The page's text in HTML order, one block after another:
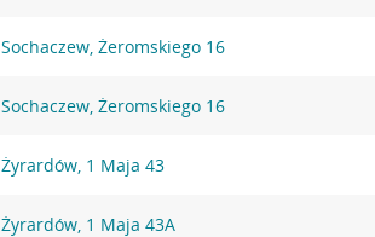
Sochaczew, Żeromskiego 16
Sochaczew, Żeromskiego 16
Żyrardów, 1 Maja 43
Żyrardów, 1 Maja 43A